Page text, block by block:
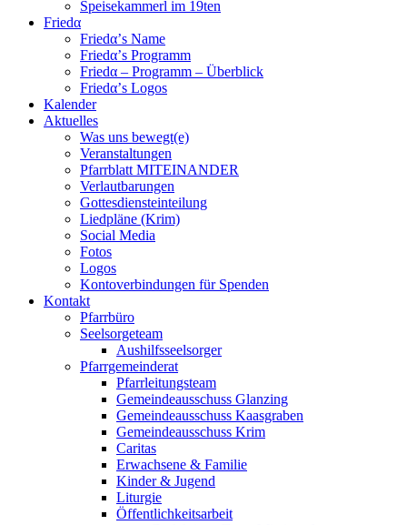
Speisekammerl im 19ten
Friedα
Friedα’s Name
Friedα’s Programm
Friedα – Programm – Überblick
Friedα’s Logos
Kalender
Aktuelles
Was uns bewegt(e)
Veranstaltungen
Pfarrblatt MITEINANDER
Verlautbarungen
Gottesdiensteinteilung
Liedpläne (Krim)
Social Media
Fotos
Logos
Kontoverbindungen für Spenden
Kontakt
Pfarrbüro
Seelsorgeteam
Aushilfsseelsorger
Pfarrgemeinderat
Pfarrleitungsteam
Gemeindeausschuss Glanzing
Gemeindeausschuss Kaasgraben
Gemeindeausschuss Krim
Caritas
Erwachsene & Familie
Kinder & Jugend
Liturgie
Öffentlichkeitsarbeit